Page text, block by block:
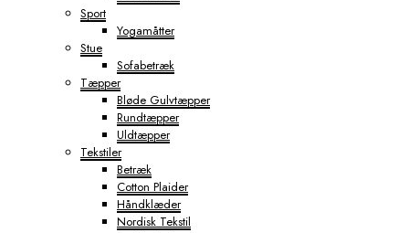
Sport
Yogamåtter
Stue
Sofabetræk
Tæpper
Bløde Gulvtæpper
Rundtæpper
Uldtæpper
Tekstiler
Betræk
Cotton Plaider
Håndklæder
Nordisk Tekstil